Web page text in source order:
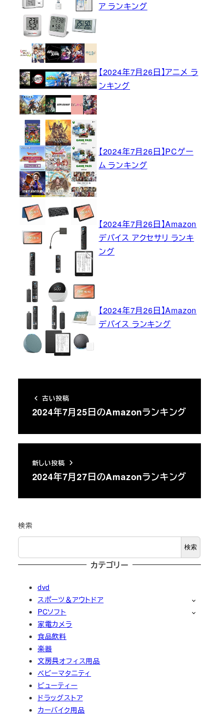
ア ランキング
【2024年7月26日】アニメ ラ
ンキング
【2024年7月26日】PCゲー
ム ランキング
【2024年7月26日】Amazon
デバイス アクセサリ ランキ
ング
【2024年7月26日】Amazon
デバイス ランキング
古い投稿
2024年7月25日のAmazonランキング
新しい投稿
2024年7月27日のAmazonランキング
検索
検索
カテゴリー
dvd
スポーツ＆アウトドア
PCソフト
家電カメラ
食品飲料
楽器
文房具オフィス用品
ベビーマタニティ
ビューティー
ドラッグストア
カーバイク用品